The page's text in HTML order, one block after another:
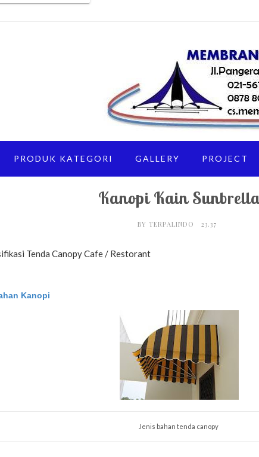
PRODUK KATEGORI GALLERY PROJECT
Kanopi Kain
BY TERPALINDO 23.37
Tenda Canopy Cafe / Restorant
Kanopi
Jenis bahan tenda canopy